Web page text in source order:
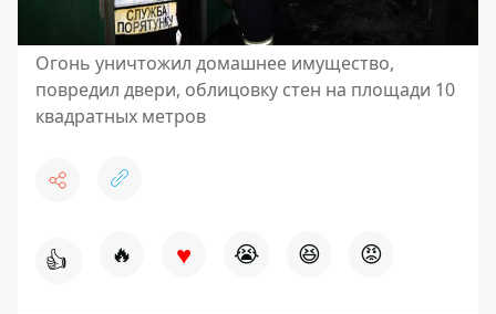
Огонь уничтожил домашнее имущество,
повредил двери, облицовку стен на площади 10
квадратных метров
👍 🔥 ♥ 😭 😆 😡